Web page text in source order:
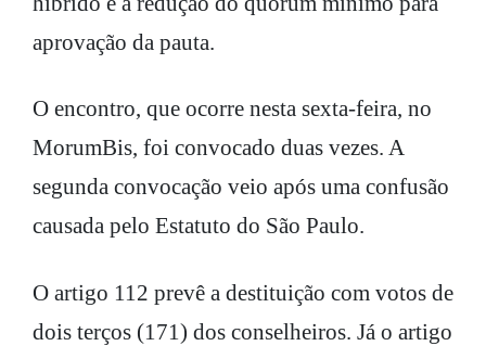
aprovação da pauta.
O encontro, que ocorre nesta sexta-feira, no
MorumBis, foi convocado duas vezes. A
segunda convocação veio após uma confusão
causada pelo Estatuto do São Paulo.
O artigo 112 prevê a destituição com votos de
dois terços (171) dos conselheiros. Já o artigo